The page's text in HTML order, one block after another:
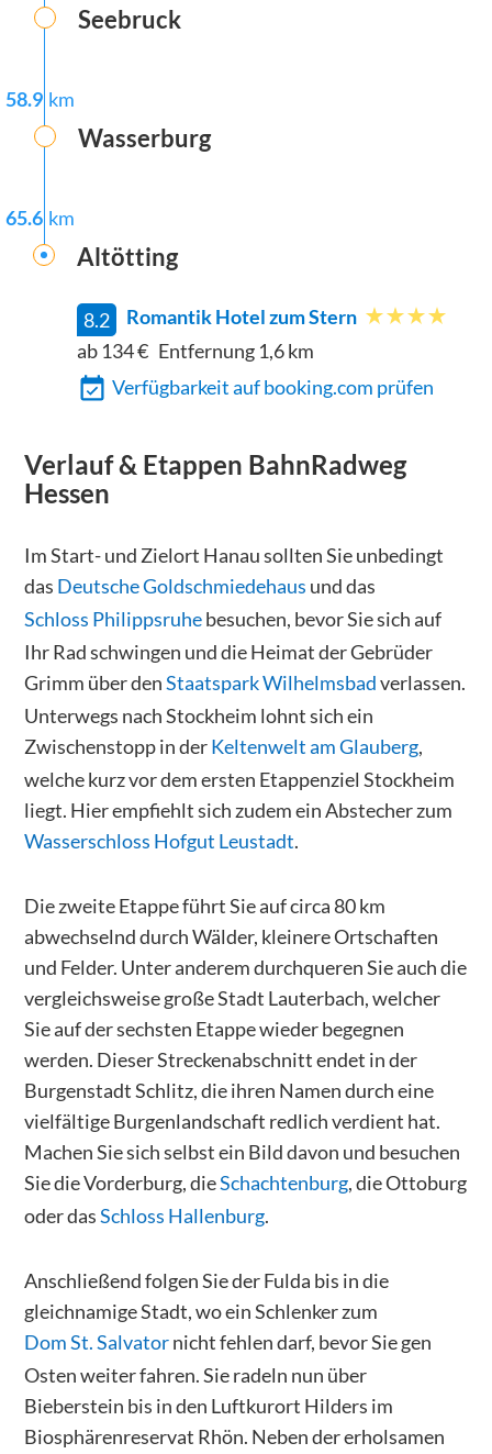
Seebruck
58.9 km
Wasserburg
65.6 km
Altötting
8.2
Romantik Hotel zum Stern
ab 134 € Entfernung 1,6km
Verfügbarkeit auf booking.com prüfen
Verlauf & Etappen BahnRadweg
Hessen
Im Start- und Zielort Hanau sollten Sie unbedingt
das Deutsche Goldschmiedehaus und das
Schloss Philippsruhebesuchen, bevor Sie sich auf
Ihr Rad schwingen und die Heimat der Gebrüder
Grimm über denStaatspark Wilhelmsbadverlassen.
Unterwegs nach Stockheim lohnt sich ein
Zwischenstopp in derKeltenwelt am Glauberg,
welche kurz vor dem ersten Etappenziel Stockheim
liegt. Hier empfiehlt sich zudem ein Abstecher zum
Wasserschloss Hofgut Leustadt.
Die zweite Etappe führt Sie auf circa 80 km
abwechselnd durch Wälder, kleinere Ortschaften
und Felder. Unter anderem durchqueren Sie auch die
vergleichsweise große Stadt Lauterbach, welcher
Sie auf der sechsten Etappe wieder begegnen
werden. Dieser Streckenabschnitt endet in der
Burgenstadt Schlitz, die ihren Namen durch eine
vielfältige Burgenlandschaft redlich verdient hat.
Machen Sie sich selbst ein Bild davon und besuchen
Sie die Vorderburg, dieSchachtenburg, die Ottoburg
oder dasSchloss Hallenburg.
Anschließend folgen Sie der Fulda bis in die
gleichnamige Stadt, wo ein Schlenker zum
Dom St. Salvatornicht fehlen darf, bevor Sie gen
Osten weiter fahren. Sie radeln nun über
Bieberstein bis in den Luftkurort Hilders im
Biosphärenreservat Rhön. Neben der erholsamen